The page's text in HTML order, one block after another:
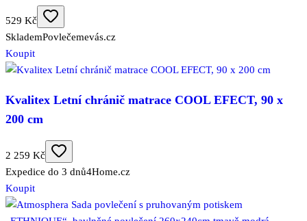
529 Kč
SklademPovlečemevás.cz
Koupit
Kvalitex Letní chránič matrace COOL EFECT, 90 x
200 cm
2 259 Kč
Expedice do 3 dnů4Home.cz
Koupit